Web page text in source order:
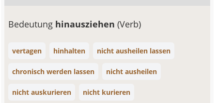
Bedeutung hinausziehen(Verb)
vertagen hinhalten nicht ausheilen lassen
chronisch werden lassen nicht ausheilen
nicht auskurieren nicht kurieren